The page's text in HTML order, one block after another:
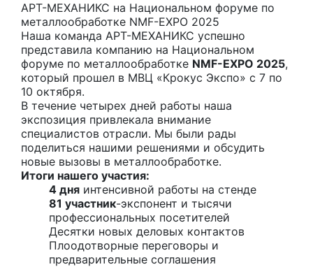
АРТ-МЕХАНИКС на Национальном форуме по
металлообработке NMF-EXPO 2025
Наша команда АРТ-МЕХАНИКС успешно
представила компанию на Национальном
форуме по металлообработке NMF-EXPO 2025,
который прошел в МВЦ «Крокус Экспо» с 7 по
10 октября.
В течение четырех дней работы наша
экспозиция привлекала внимание
специалистов отрасли. Мы были рады
поделиться нашими решениями и обсудить
новые вызовы в металлообработке.
Итоги нашего участия:
4 дня интенсивной работы на стенде
81 участник-экспонент и тысячи
профессиональных посетителей
Десятки новых деловых контактов
Плоодотворные переговоры и
предварительные соглашения